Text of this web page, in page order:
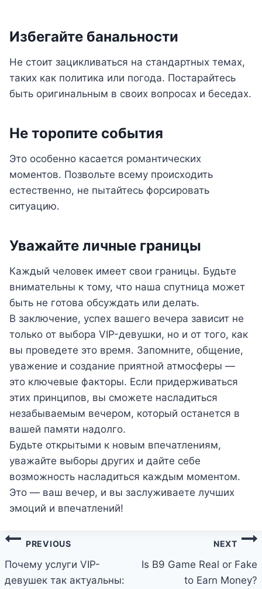
Избегайте банальности
Не стоит зацикливаться на стандартных темах,
таких как политика или погода. Постарайтесь
быть оригинальным в своих вопросах и беседах.
Не торопите события
Это особенно касается романтических
моментов. Позвольте всему происходить
естественно, не пытайтесь форсировать
ситуацию.
Уважайте личные границы
Каждый человек имеет свои границы. Будьте
внимательны к тому, что наша спутница может
быть не готова обсуждать или делать.
В заключение, успех вашего вечера зависит не
только от выбора VIP-девушки, но и от того, как
вы проведете это время. Запомните, общение,
уважение и создание приятной атмосферы —
это ключевые факторы. Если придерживаться
этих принципов, вы сможете насладиться
незабываемым вечером, который останется в
вашей памяти надолго.
Будьте открытыми к новым впечатлениям,
уважайте выборы других и дайте себе
возможность насладиться каждым моментом.
Это — ваш вечер, и вы заслуживаете лучших
эмоций и впечатлений!
Post
navigation
PREVIOUS
Почему услуги VIP-
девушек так актуальны:
NEXT
Is B9 Game Real or Fake
to Earn Money?